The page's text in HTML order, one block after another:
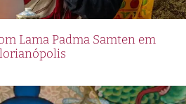
Lama Padma Samten em